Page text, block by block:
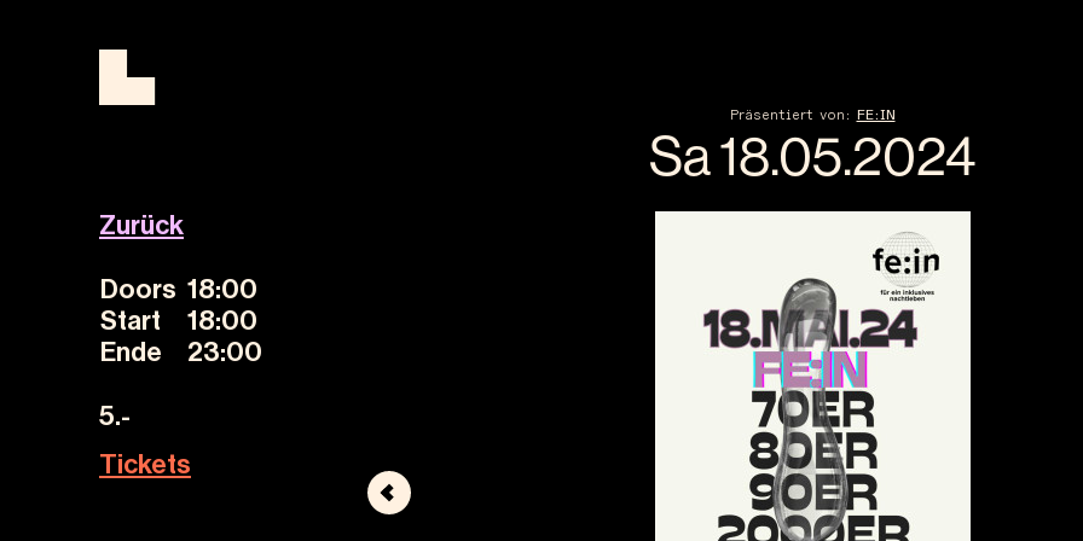
Präsentiert von: FE:IN
Sa 18.05.2024
Zurück
Doors 18:00
Start
18:00
Ende
23:00
5.-
Tickets